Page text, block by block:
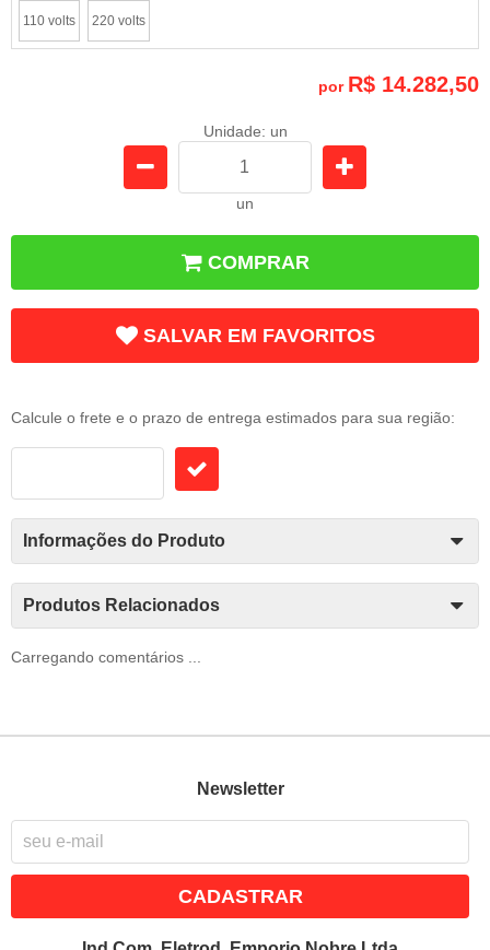
110 volts 220 volts
por R$ 14.282,50
Unidade: un
un
COMPRAR
SALVAR EM FAVORITOS
Calcule o frete e o prazo de entrega estimados para sua região:
Informações do Produto
Produtos Relacionados
Carregando comentários ...
Newsletter
CADASTRAR